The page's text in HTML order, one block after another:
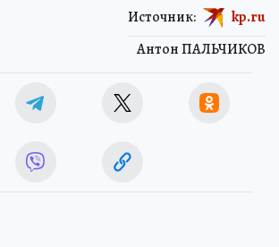
Антон ПАЛЬЧИКОВ
Источник: kp.ru